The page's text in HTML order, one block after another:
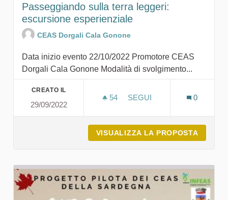
Passeggiando sulla terra leggeri:
escursione esperienziale
CEAS Dorgali Cala Gonone
Data inizio evento 22/10/2022 Promotore CEAS
Dorgali Cala Gonone Modalità di svolgimento...
CREATO IL
29/09/2022
54 54 SOSTENITORI
SEGUI
0
VISUALIZZA LA PROPOSTA